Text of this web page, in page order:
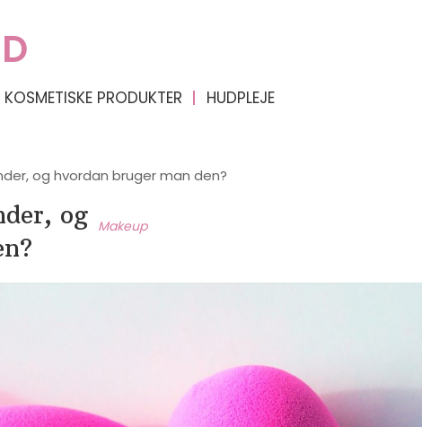
KOSMETISKE PRODUKTER HUDPLEJE
og hvordan bruger man den?
og Makeup